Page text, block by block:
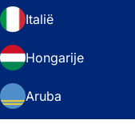
Italië
Hongarije
Aruba